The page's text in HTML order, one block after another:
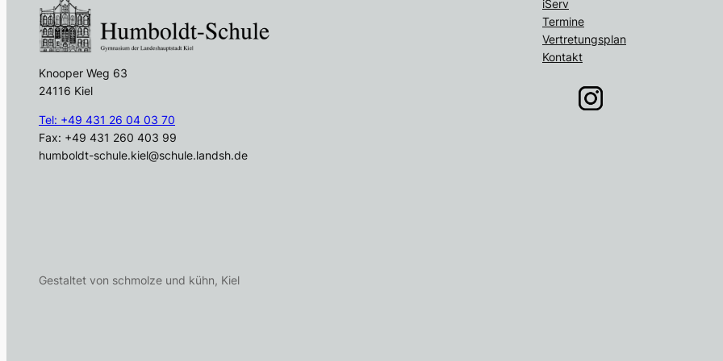
Knooper Weg 63
24116 Kiel
Tel: +49 431 26 04 03 70
Fax: +49 431 260 403 99
humboldt-schule.kiel@schule.landsh.de
iServ
Termine
Vertretungsplan
Kontakt
Gestaltet von schmolze und kühn, Kiel